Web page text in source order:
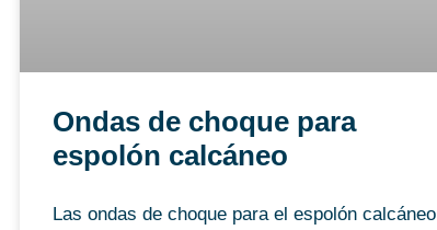
Ondas de choque para
espolón calcáneo
Las ondas de choque para el espolón calcáneo